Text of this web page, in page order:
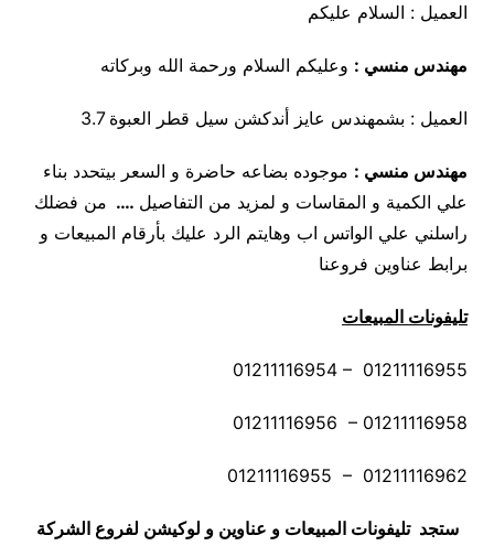
العميل : السلام عليكم
مهندس منسي : وعليكم السلام ورحمة الله وبركاته
العميل : بشمهندس عايز أندكشن سيل قطر العبوة 3.7
مهندس منسي : موجوده بضاعه حاضرة و السعر بيتحدد بناء
علي الكمية و المقاسات و لمزيد من التفاصيل …. من فضلك
راسلني علي الواتس اب وهايتم الرد عليك بأرقام المبيعات و
برابط عناوين فروعنا
تليفونات المبيعات
01211116954 – 01211116955
01211116956 – 01211116958
01211116955 – 01211116962
ستجد تليفونات المبيعات و عناوين و لوكيشن لفروع الشركة